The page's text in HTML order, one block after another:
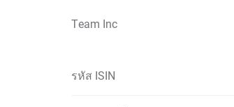
Team Inc
รหัส ISIN